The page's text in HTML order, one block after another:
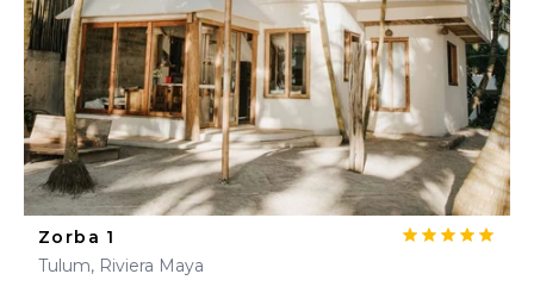
Zorba 1
Tulum, Riviera Maya